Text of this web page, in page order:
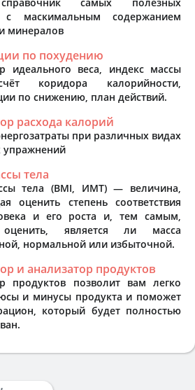
с маскимальным содержанием
минералов
по похудению
идеального веса, индекс массы
коридора калорийности,
по снижению, план действий.
расхода калорий
при различных видах
упражнений
тела
тела (BMI, ИМТ) — величина,
оценить степень соответствия
и его роста и, тем самым,
оценить, является ли масса
нормальной или избыточной.
и анализатор продуктов
продуктов позволит вам легко
и минусы продукта и поможет
который будет полностью